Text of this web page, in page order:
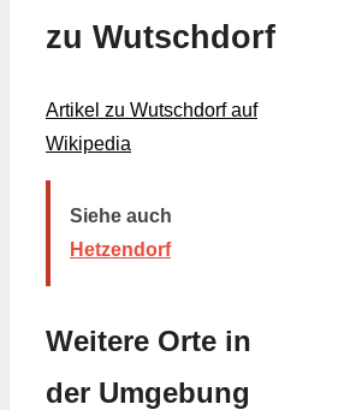
zu Wutschdorf
Artikel zu Wutschdorf auf
Wikipedia
Siehe auch
Hetzendorf
Weitere Orte in
der Umgebung